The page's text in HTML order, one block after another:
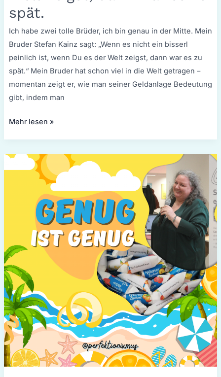
spät.
Ich habe zwei tolle Brüder, ich bin genau in der Mitte. Mein
Bruder Stefan Kainz sagt: „Wenn es nicht ein bisserl
peinlich ist, wenn Du es der Welt zeigst, dann war es zu
spät.“ Mein Bruder hat schon viel in die Welt getragen –
momentan zeigt er, wie man seiner Geldanlage Bedeutung
gibt, indem man
Mehr lesen »
Genug
ist